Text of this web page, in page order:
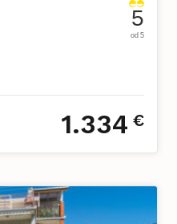
5
od 5
1.334 €